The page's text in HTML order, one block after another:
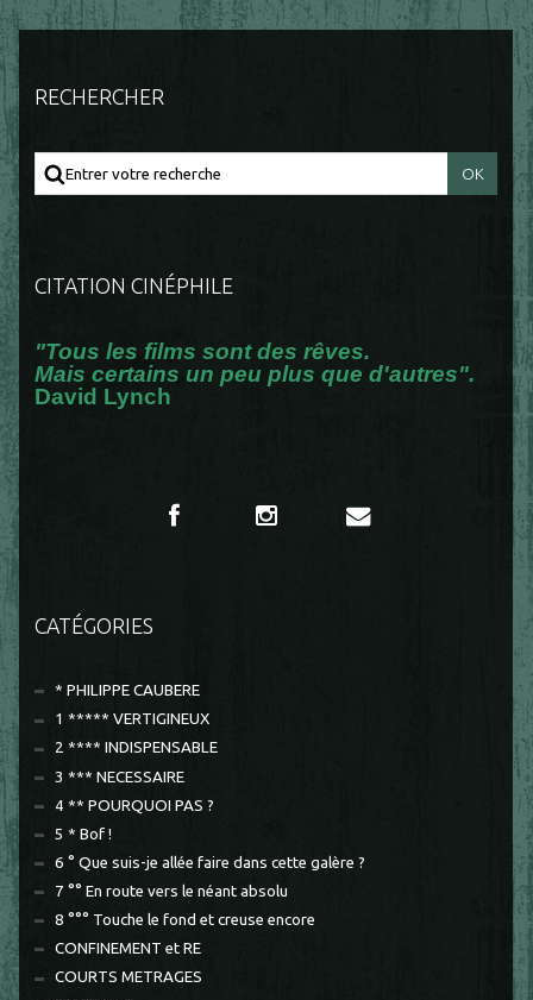
RECHERCHER
CITATION CINÉPHILE
"Tous les films sont des rêves.
Mais certains un peu plus que d'autres".
David Lynch
CATÉGORIES
* PHILIPPE CAUBERE
1 ***** VERTIGINEUX
2 **** INDISPENSABLE
3 *** NECESSAIRE
4 ** POURQUOI PAS ?
5 * Bof !
6 ° Que suis-je allée faire dans cette galère ?
7 °° En route vers le néant absolu
8 °°° Touche le fond et creuse encore
CONFINEMENT et RE
COURTS METRAGES